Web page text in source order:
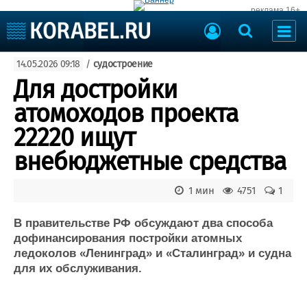
реклама 16+
Судоходство
Судоремонт
События
Пресс-релизы
Порты
Рыболовство
ВМФ
Образование
Яхты и катера
Еще
Пульс
Новости
Компании
Репутация
Доска объявлений
Продажа флота
Оборудование
Изделия
14.05.2026 09:18 / судостроение
Для достройки
атомоходов проекта
22220 ищут
внебюджетные средства
1
4751
1 мин
В правительстве РФ обсуждают два способа
дофинансирования постройки атомных
ледоколов «Ленинград» и «Сталинград» и судна
для их обслуживания.